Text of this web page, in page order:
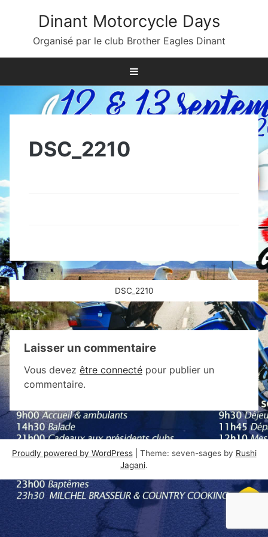
Dinant Motorcycle Days
Organisé par le club Brother Eagles Dinant
DSC_2210
Navigation
de
l’article
DSC_2210
Laisser un commentaire
Vous devez être connecté pour publier un
commentaire.
Proudly powered by WordPress Theme: seven-sages by Rushi
Jagani.